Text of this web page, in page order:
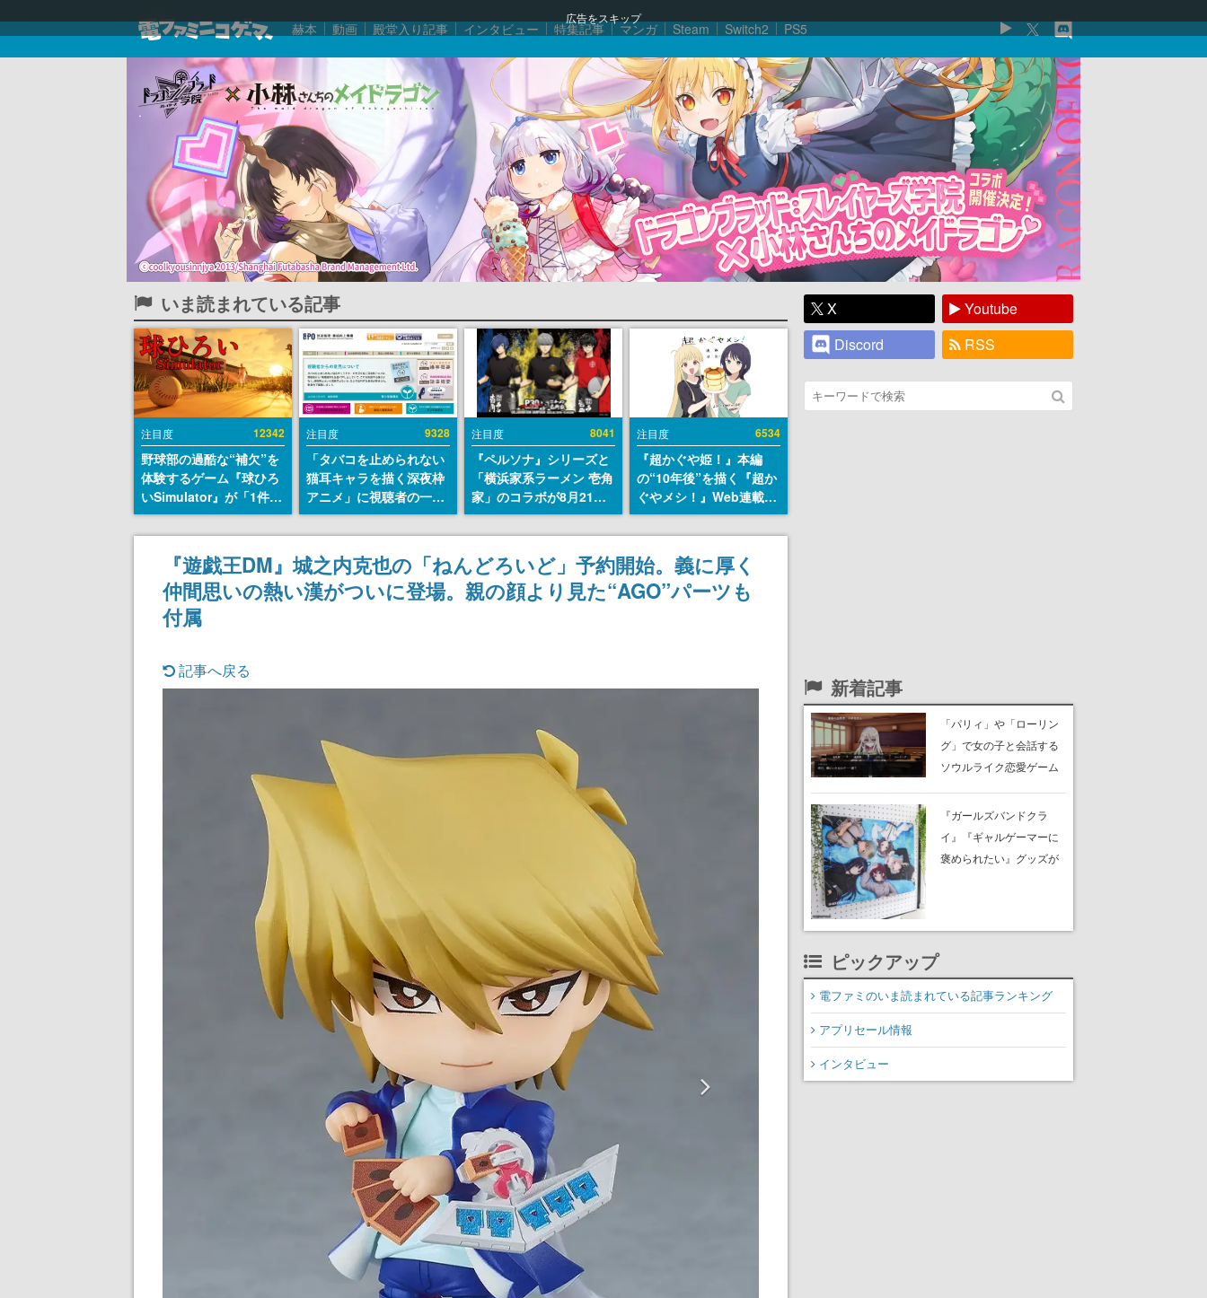
広告をスキップ
赫本 動画 殿堂入り記事 インタビュー 特集記事 マンガ Steam Switch2 PS5
いま読まれている記事
注目度 12342
野球部の過酷な“補欠”を
体験するゲーム『球ひろ
いSimulator』が「1件」
のウィッシュリストをも
とにチェコ語に対応し
SNSで話題に。『キング
ダム・カム』開発元やチ
ェコのプロ野球選手から
称賛の声
注目度 9328
「タバコを止められない
猫耳キャラを描く深夜枠
アニメ」に視聴者の一部
から批判意見。違法薬物
の使用と思しき描写も含
めて、BPOが議論を交わ
す
注目度 8041
『ペルソナ』シリーズと
「横浜家系ラーメン 壱角
家」のコラボが8月21日
から開催。”はがくれ”風
とんこつラーメンや、お
いしく食べられるカレー
ラーメンがラインナップ
注目度 6534
『超かぐや姫！』本編
の“10年後”を描く『超か
ぐやメシ！』Web連載決
定。新たなWebマンガレ
ーベル「ビビビコミッ
ク」にて特別話が掲載ス
タート、あのお話には…
まだ続きがある！
『遊戯王DM』城之内克也の「ねんどろいど」予約開始。義に厚く
仲間思いの熱い漢がついに登場。親の顔より見た“AGO”パーツも
付属
記事へ戻る
X
Youtube
Discord
RSS
新着記事
「パリィ」や「ローリン
グ」で女の子と会話する
ソウルライク恋愛ゲーム
イク』無料公開。返事に
失敗すると「YOU
DIED」
『ガールズバンドクラ
イ』『ギャルゲーマーに
褒められたい』グッズが
ピックアップ
電ファミのいま読まれている記事ランキング
アプリセール情報
インタビュー